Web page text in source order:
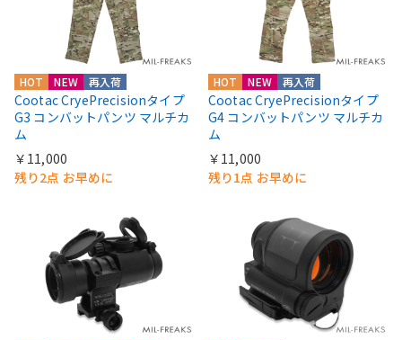
HOT NEW 再入荷
Cootac CryePrecisionタイプ
G3 コンバットパンツ マルチカ
ム
￥11,000
残り2点 お早めに
HOT NEW 再入荷
Cootac CryePrecisionタイプ
G4 コンバットパンツ マルチカ
ム
￥11,000
残り1点 お早めに